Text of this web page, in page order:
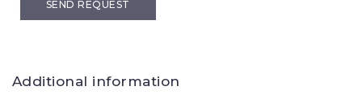
SEND REQUEST
Additional information